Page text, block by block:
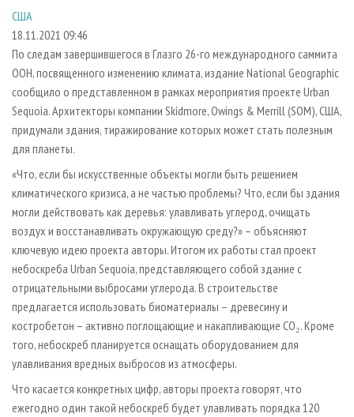
СУШКА ДРЕВЕСИНЫ
ПРОИЗВОДСТВО ДРЕВЕСНЫХ ПЛИТ
ДЕРЕВЯННОЕ ДОМОСТРОЕНИЕ
ПРОИЗВОДСТВО МЕБЕЛИ
БИОЭНЕРГЕТИКА
ИНСТРУМЕНТ И МАТЕРИАЛЫ
ПЕРСОНЫ
МОБИЛЬНЫЕ ВЫСТАВКИ
ПРИОРИТЕТНЫЕ ИНВЕСТПРОЕКТЫ
RUSSIAN FORESTRY REVIEW
ГАЗЕТА ЛЕСПРОМФОРУМ
БИБЛИОТЕКА СПЕЦИАЛИСТА
КОНТАКТЫ
РЕКЛАМОДАТЕЛЯМ
РЕКЛАМА
РЕКЛАМА НА САЙТЕ
США
18.11.2021 09:46
По следам завершившегося в Глазго 26-го международного саммита
ООН, посвященного изменению климата, издание National Geographic
сообщило о представленном в рамках мероприятия проекте Urban
Sequoia. Архитекторы компании Skidmore, Owings & Merrill (SOM), США,
придумали здания, тиражирование которых может стать полезным
для планеты.
«Что, если бы искусственные объекты могли быть решением
климатического кризиса, а не частью проблемы? Что, если бы здания
могли действовать как деревья: улавливать углерод, очищать
воздух и восстанавливать окружающую среду?» – объясняют
ключевую идею проекта авторы. Итогом их работы стал проект
небоскреба Urban Sequoia, представляющего собой здание с
отрицательными выбросами углерода. В строительстве
предлагается использовать биоматериалы – древесину и
костробетон – активно поглощающие и накапливающие CO₂. Кроме
того, небоскреб планируется оснащать оборудованием для
улавливания вредных выбросов из атмосферы.
Что касается конкретных цифр, авторы проекта говорят, что
ежегодно один такой небоскреб будет улавливать порядка 120